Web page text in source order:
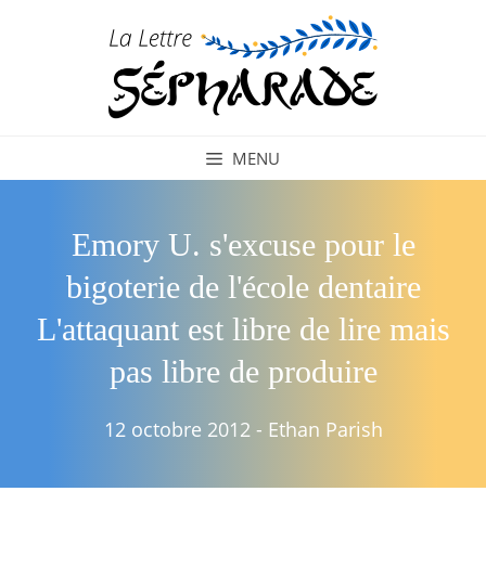
MENU
Emory U. s'excuse pour le
bigoterie de l'école dentaire
L'attaquant est libre de lire mais
pas libre de produire
12 octobre 2012 - Ethan Parish